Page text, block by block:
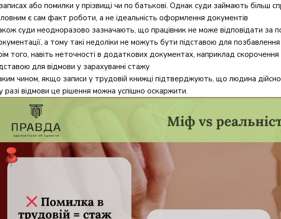
або помилки у прізвищі чи по батькові. Однак суди займають більш
є сам факт роботи, а не ідеальність оформлення документів
суди неодноразово зазначають, що працівник не може відповідати за
а тому такі недоліки не можуть бути підставою для
того, навіть неточності в додаткових документах, наприклад скорочення
для відмови у зарахуванні стажу
чином, якщо записи у трудовій книжці підтверджують, що людина
разі відмови це рішення можна успішно оскаржити.